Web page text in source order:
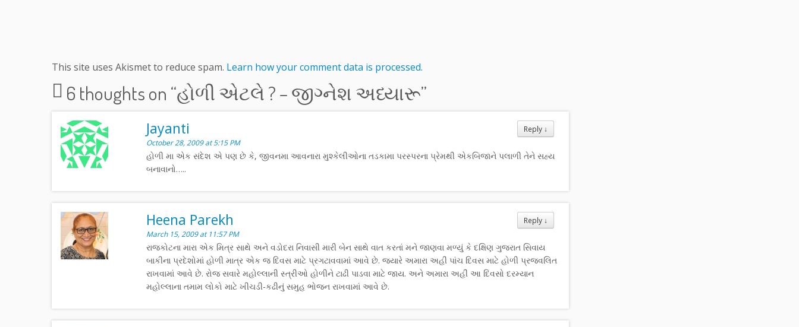
This site uses Akismet to reduce spam. Learn how your comment data is processed.
6 thoughts on “હોળી એટલે ? – જીગ્નેશ અધ્યારૂ”
Reply ↓
Jayanti
October 28, 2009 at 5:15 PM
હોળી મા એક સંદેશ એ પણ છે કે, જીવનમા આવનારા મુશ્કેલીઓના તડકામા પરસ્પરના પ્રેમથી એકબિજાને પલાળી તેને સહ્ય
બનાવાનો…..
Reply ↓
Heena Parekh
March 15, 2009 at 11:57 PM
રાજકોટના મારા એક મિત્ર સાથે અને વડોદરા નિવાસી મારી બેન સાથે વાત કરતાં મને જાણવા મળ્યું કે દક્ષિણ ગુજરાત સિવાય
બાકીના પ્રદેશોમાં હોળી માત્ર એક જ દિવસ માટે પ્રગટાવવામાં આવે છે. જ્યારે અમારા અહીં પાંચ દિવસ માટે હોળી પ્રજ્વલિત
રાખવામાં આવે છે. રોજ સવારે મહોલ્લાની સ્ત્રીઓ હોળીને ટાઢી પાડવા માટે જાય. અને અમારા અહીં આ દિવસો દરમ્યાન
મહોલ્લાના તમામ લોકો માટે ખીચડી-કઢીનું સમુહ ભોજન રાખવામાં આવે છે.